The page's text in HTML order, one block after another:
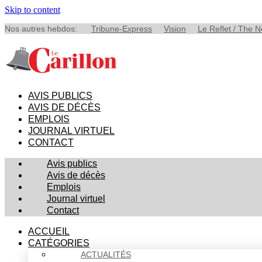
Skip to content
Nos autres hebdos: Tribune-Express Vision Le Reflet / The
AVIS PUBLICS
AVIS DE DÉCÈS
EMPLOIS
JOURNAL VIRTUEL
CONTACT
Avis publics
Avis de décès
Emplois
Journal virtuel
Contact
ACCUEIL
CATÉGORIES
ACTUALITÉS